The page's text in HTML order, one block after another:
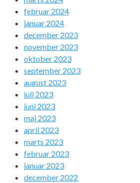
februar 2024
januar 2024
december 2023
november 2023
oktober 2023
september 2023
august 2023
juli 2023
juni 2023
maj 2023
april 2023
marts 2023
februar 2023
januar 2023
december 2022